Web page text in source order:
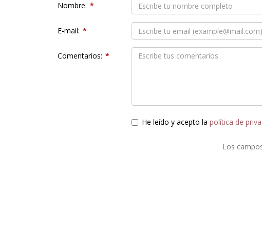
Nombre: *
E-mail: *
Comentarios: *
He leído y acepto lapolítica de
Los